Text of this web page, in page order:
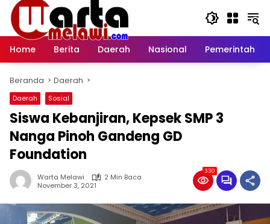
Langsung
konten
Home
Berita Daerah Nasional Pemerintah
Beranda Daerah
Daerah Sosial
Siswa Kebanjiran, Kepsek SMP 3
Nanga Pinoh Gandeng GD
Foundation
Warta Melawi
2 Min Baca
November 3, 2021
330